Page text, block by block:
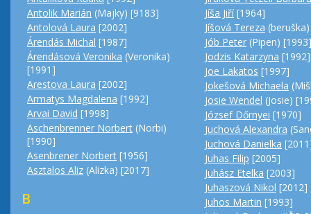
Antolik Marián (Majky) [9183]
Antolová Laura [2002]
Árendás Michal [1987]
Árendásová Veronika (Veronika)
[1991]
Arestova Laura [2002]
Armatys Magdalena [1992]
Arvai David [1998]
Aschenbrenner Norbert (Norbi)
[1990]
Asenbrener Norbert [1956]
Asztalos Aliz (Alizka) [2017]
B
Jíša Jiří[1964]
Jíšová Tereza
Jób Peter (Pipen) [1993]
Jodzis Katarzyna [1992]
Joe Lakatos [1997]
Jokešová Michaela
Josie Wendel (Josie)
József Dőrnyei [1970]
Juchová Alexandra
Juchová Danielka
Juhas Filip [2005]
Juhász Etelka [2003]
Juhaszová Nikol [2012]
Juhos Martin [1993]